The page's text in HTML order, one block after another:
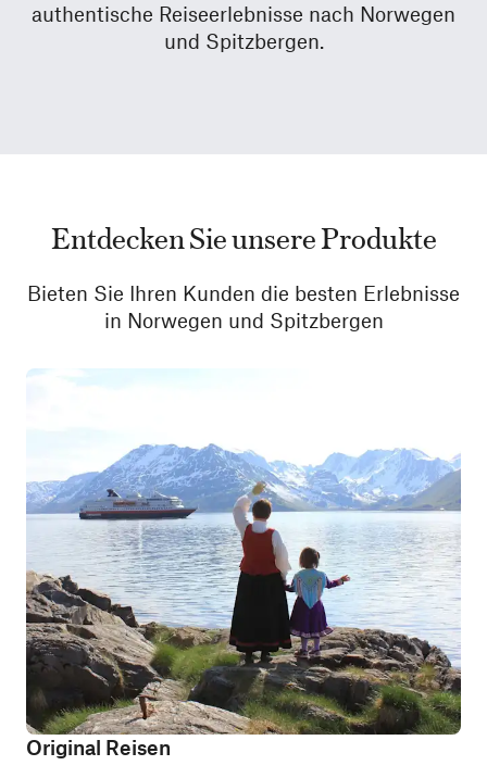
authentische Reiseerlebnisse nach Norwegen
und Spitzbergen.
Entdecken Sie unsere Produkte
Bieten Sie Ihren Kunden die besten Erlebnisse
in Norwegen und Spitzbergen
Original Reisen